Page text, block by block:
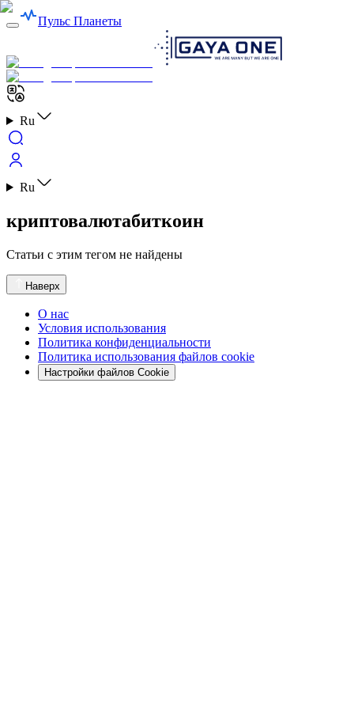
Пульс Планеты
Ru
Ru
криптовалютабиткоин
Статьи с этим тегом не найдены
Наверх
О нас
Условия использования
Политика конфиденциальности
Политика использования файлов cookie
Настройки файлов Cookie